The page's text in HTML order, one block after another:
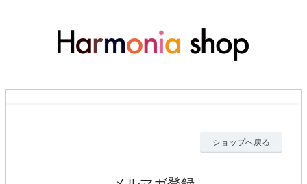
ショップへ戻る